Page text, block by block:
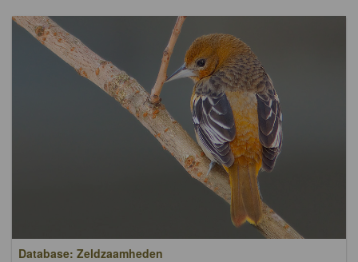
Database: Zeldzaamheden